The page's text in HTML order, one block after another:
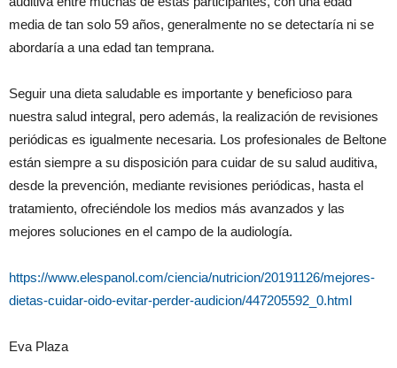
media de tan solo 59 años, generalmente no se detectaría ni se
abordaría a una edad tan temprana.
Seguir una dieta saludable es importante y beneficioso para
nuestra salud integral, pero además, la realización de revisiones
periódicas es igualmente necesaria. Los profesionales de Beltone
están siempre a su disposición para cuidar de su salud auditiva,
desde la prevención, mediante revisiones periódicas, hasta el
tratamiento, ofreciéndole los medios más avanzados y las
mejores soluciones en el campo de la audiología.
https://www.elespanol.com/ciencia/nutricion/20191126/mejores-
dietas-cuidar-oido-evitar-perder-audicion/447205592_0.html
Eva Plaza